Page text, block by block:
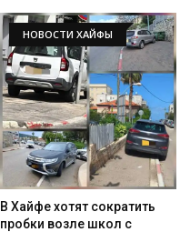
НОВОСТИ ХАЙФЫ
В Хайфе хотят сократить
пробки возле школ с